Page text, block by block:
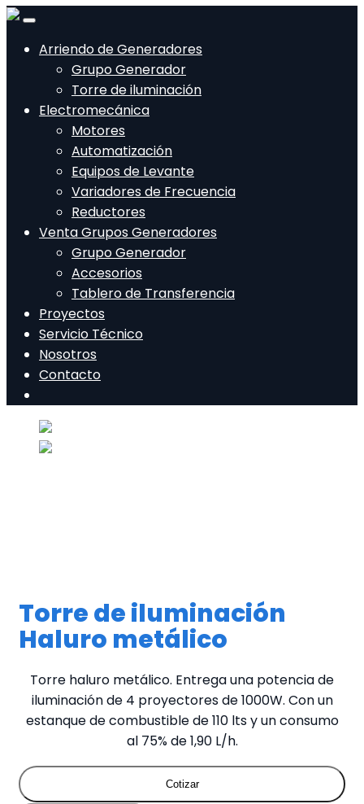
Arriendo de Generadores
Grupo Generador
Torre de iluminación
Electromecánica
Motores
Automatización
Equipos de Levante
Variadores de Frecuencia
Reductores
Venta Grupos Generadores
Grupo Generador
Accesorios
Tablero de Transferencia
Proyectos
Servicio Técnico
Nosotros
Contacto
Torre de iluminación
Haluro metálico
Torre haluro metálico. Entrega una potencia de
iluminación de 4 proyectores de 1000W. Con un
estanque de combustible de 110 lts y un consumo
al 75% de 1,90 L/h.
Cotizar